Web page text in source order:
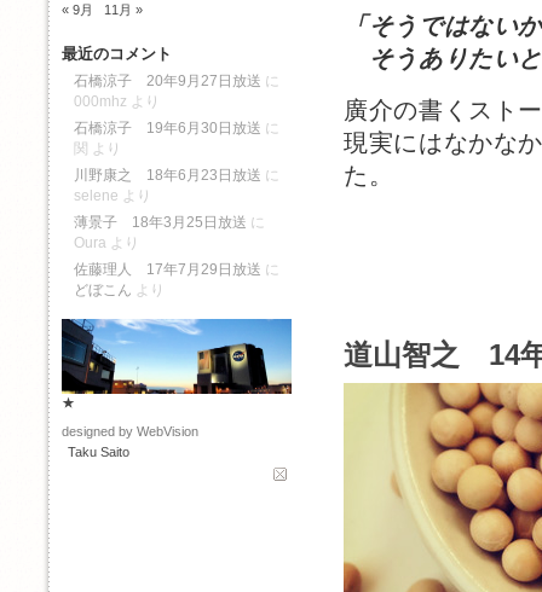
「そうではない
そうありたい
廣介の書くスト
現実にはなかな
た。
道山智之 14
« 9月 11月 »
最近のコメント
石橋涼子 20年9月27日放送 に
000mhz より
石橋涼子 19年6月30日放送 に
関 より
川野康之 18年6月23日放送 に
selene より
薄景子 18年3月25日放送 に
Oura より
佐藤理人 17年7月29日放送 に
どぼこん より
★
designed by WebVision
Taku Saito